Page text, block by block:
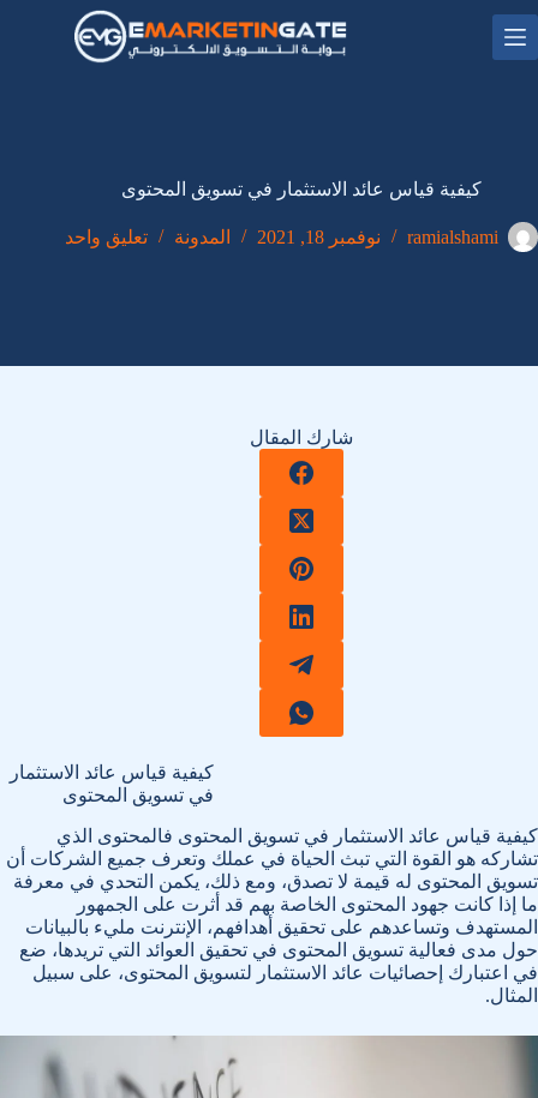
التجاوز
إلى
المحتوى
كيفية قياس عائد الاستثمار في تسويق المحتوى
ramialshami نوفمبر 18, 2021 المدونة تعليق واحد
شارك المقال
كيفية قياس عائد الاستثمار
في تسويق المحتوى
كيفية قياس عائد الاستثمار في تسويق المحتوى فالمحتوى الذي
تشاركه هو القوة التي تبث الحياة في عملك وتعرف جميع الشركات أن
تسويق المحتوى له قيمة لا تصدق، ومع ذلك، يكمن التحدي في معرفة
ما إذا كانت جهود المحتوى الخاصة بهم قد أثرت على الجمهور
المستهدف وتساعدهم على تحقيق أهدافهم، الإنترنت مليء بالبيانات
حول مدى فعالية تسويق المحتوى في تحقيق العوائد التي تريدها، ضع
في اعتبارك إحصائيات عائد الاستثمار لتسويق المحتوى، على سبيل
المثال.